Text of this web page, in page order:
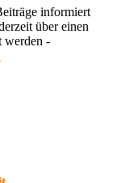
informiert
über einen
werden -